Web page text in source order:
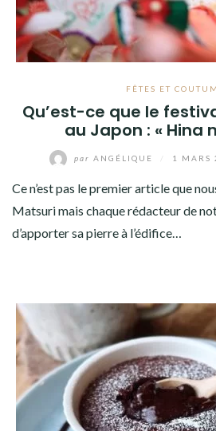
FÊTES ET
Qu’est-ce que le
au Japon : « Hina
par ANGÉLIQUE 1 MARS
Ce n’est pas le premier article que
Matsuri mais chaque rédacteur de
d’apporter sa pierre à l’édifice…